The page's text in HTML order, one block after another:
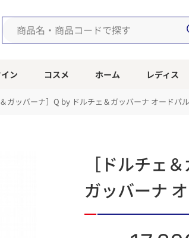
ン コスメ ホーム レディス
＆ガッバーナ］Q by ドルチェ＆ガッバーナ オードパ
［ドルチェ
ガッバーナ